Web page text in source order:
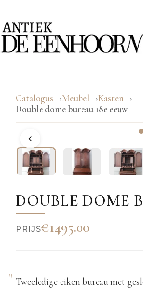
Catalogus Meubel
Kasten
Double dome bureau 18e eeuw
DOUBLE DOME
PRIJS€1495.00
Tweeledige eiken bureau met